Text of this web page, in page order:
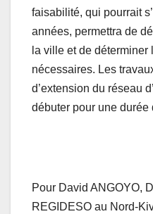
faisabilité, qui pourrait
années, permettra de
la ville et de
nécessaires. Les
d’extension du réseau
débuter pour une durée
Pour David ANGOYO,
REGIDESO au Nord-